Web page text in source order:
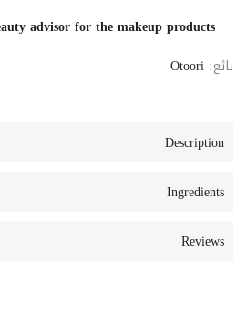
advisor for the makeup products
بائع: Otoori
Description
Ingredients
Reviews